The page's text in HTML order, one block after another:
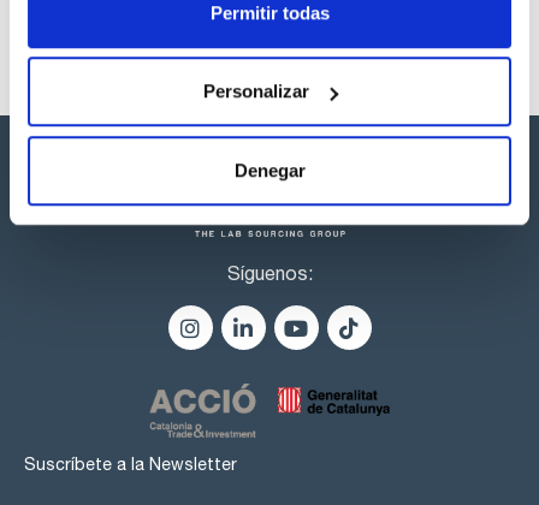
Permitir todas
Personalizar
Denegar
Síguenos:
Suscríbete a la Newsletter